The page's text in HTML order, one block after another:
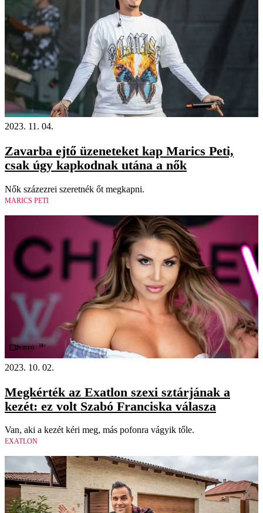
2023. 11. 04.
Zavarba ejtő üzeneteket kap Marics Peti,
csak úgy kapkodnak utána a nők
Nők százezrei szeretnék őt megkapni.
MARICS PETI
Videó 18+
2023. 10. 02.
Megkérték az Exatlon szexi sztárjának a
kezét: ez volt Szabó Franciska válasza
Van, aki a kezét kéri meg, más pofonra vágyik tőle.
EXATLON